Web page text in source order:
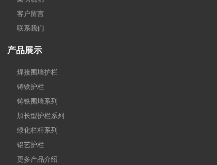
客户留言
联系我们
产品展示
焊接围墙护栏
铸铁护栏
铸铁围墙系列
加长型护栏系列
绿化栏杆系列
铝艺护栏
更多产品介绍